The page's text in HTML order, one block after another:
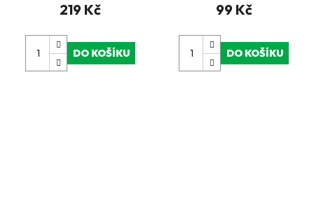
219 Kč
DO KOŠÍKU
99 Kč
DO KOŠÍKU